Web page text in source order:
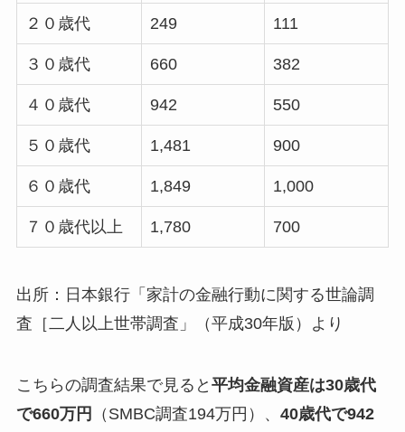
２０歳代 249 111
３０歳代 660 382
４０歳代 942 550
５０歳代 1,481 900
６０歳代 1,849 1,000
７０歳代以上 1,780 700
出所：日本銀行「家計の金融行動に関する世論調
査［二人以上世帯調査」（平成30年版）より
こちらの調査結果で見ると 平均金融資産は30歳代
で660万円
（SMBC調査194万円）、 40歳代で942